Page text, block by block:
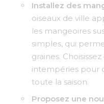
Installez des
oiseaux de ville
les mangeoires
simples, qui
graines.
intempéries pour
toute la saison.
Proposez une